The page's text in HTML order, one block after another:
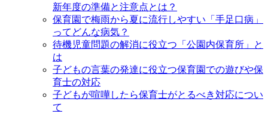
新年度の準備と注意点とは？
保育園で梅雨から夏に流行しやすい「手足口病」
ってどんな病気？
待機児童問題の解消に役立つ「公園内保育所」と
は
子どもの言葉の発達に役立つ保育園での遊びや保
育士の対応
子どもが喧嘩したら保育士がとるべき対応につい
て